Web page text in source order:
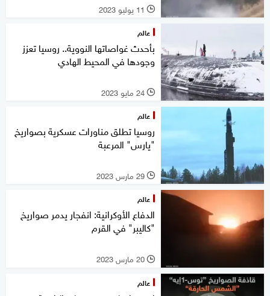
l 11 يوليو 2023
عالم
بأحدث غواصاتها النووية.. روسيا تعزز
وجودها في المحيط الهادي
l 24 مايو 2023
عالم
روسيا تطلق مناورات عسكرية بصواريخ
"يارس" المرعبة
l 29 مارس 2023
عالم
الدفاع الأوكرانية: انفجار يدمر صواريخ
"كاليبر" في القرم
l 20 مارس 2023
عالم